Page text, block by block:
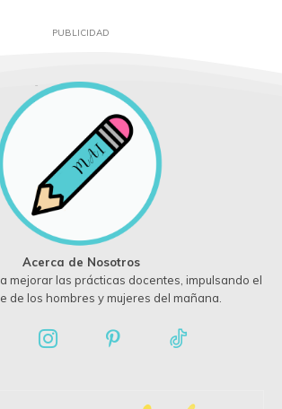
PUBLICIDAD
Acerca de Nosotros
mejorar las prácticas docentes, impulsando el
de los hombres y mujeres del mañana.